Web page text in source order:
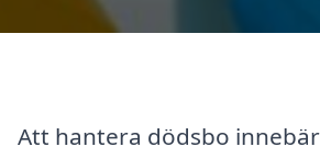
Att hantera dödsbo